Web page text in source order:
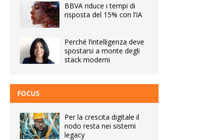
BBVA riduce i tempi di
risposta del 15% con l’IA
Perché l’intelligenza deve
spostarsi a monte degli
stack moderni
FOCUS
Per la crescita digitale il
nodo resta nei sistemi
legacy